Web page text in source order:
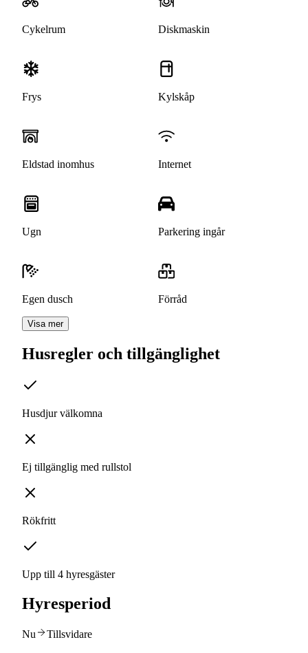
Cykelrum Diskmaskin
Frys Kylskåp
Eldstad inomhus Internet
Ugn Parkering ingår
Egen dusch Förråd
Visa mer
Husregler och tillgänglighet
Husdjur välkomna
Ej tillgänglig med rullstol
Rökfritt
Upp till 4 hyresgäster
Hyresperiod
Nu Tillsvidare